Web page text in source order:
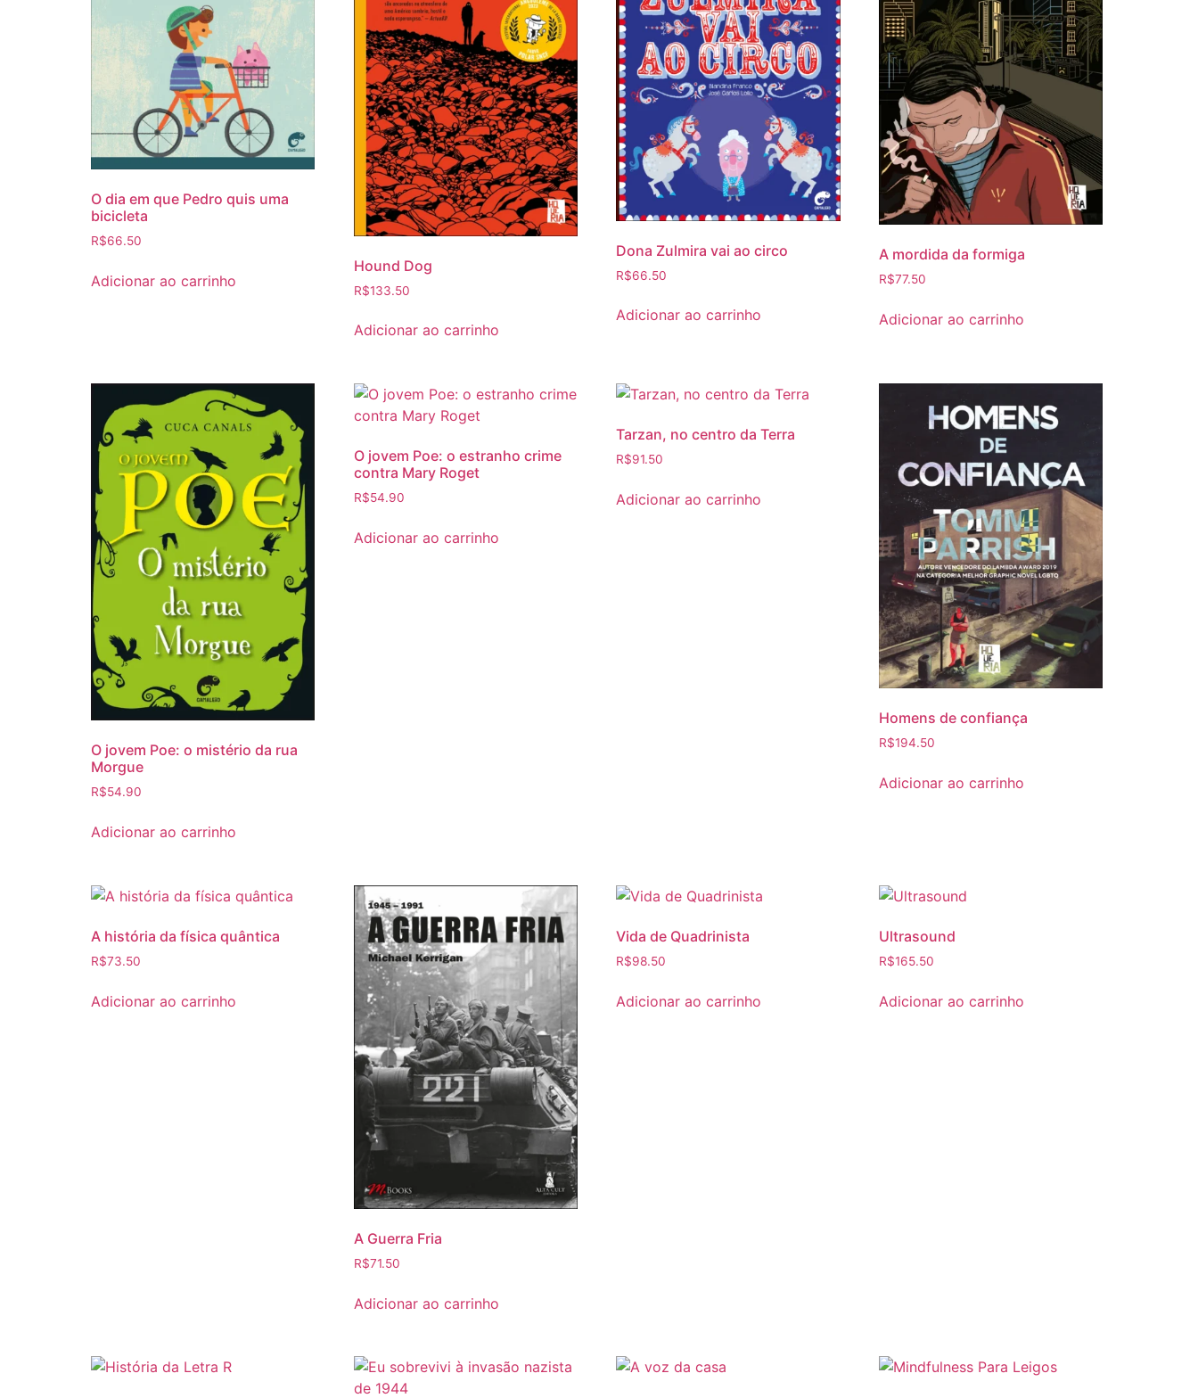
O dia em que Pedro quis uma
bicicleta
R$66.50
Adicionar ao carrinho
Hound Dog
R$133.50
Adicionar ao carrinho
Dona Zulmira vai ao circo
R$66.50
Adicionar ao carrinho
A mordida da formiga
R$77.50
Adicionar ao carrinho
O jovem Poe: o mistério da rua
Morgue
R$54.90
Adicionar ao carrinho
O jovem Poe: o estranho crime
contra Mary Roget
R$54.90
Adicionar ao carrinho
Tarzan, no centro da Terra
R$91.50
Adicionar ao carrinho
Homens de confiança
R$194.50
Adicionar ao carrinho
A história da física quântica
R$73.50
Adicionar ao carrinho
A Guerra Fria
R$71.50
Adicionar ao carrinho
Vida de Quadrinista
R$98.50
Adicionar ao carrinho
Ultrasound
R$165.50
Adicionar ao carrinho